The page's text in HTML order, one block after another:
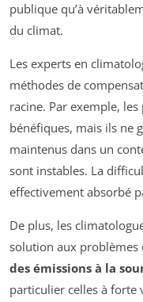
publique qu’à
du climat.
Les experts en
méthodes de
racine. Par exemple,
bénéfiques, mais ils ne
maintenus dans un
sont instables. La
effectivement absorbé
De plus, les
solution aux problèmes
des émissions à la
particulier celles à forte